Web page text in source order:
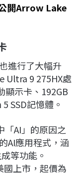
開Arrow Lake
進行了大幅升
Ultra 9 275HX處
顯示卡、192GB
SSD記憶體。
「AI」的原因之
AI應用程式，涵
等功能。
上市，起價為